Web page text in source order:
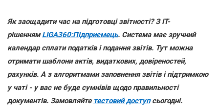
Як заощадити час на підготовці звітності? З IT-
рішеннямLIGA360:Підприємець. Система має зручний
календар сплати податків і подання звітів. Тут можна
отримати шаблони актів, видаткових, довіреностей,
рахунків. А з алгоритмами заповнення звітів і підтримкою
у чаті - у вас не буде сумнівів щодо правильності
документів. Замовляйте тестовий доступсьогодні.